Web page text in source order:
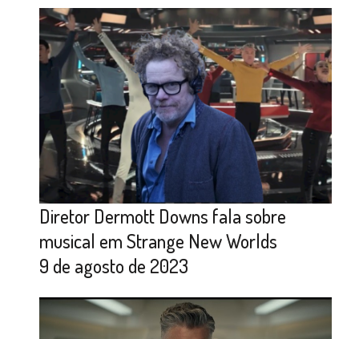
Diretor Dermott Downs fala sobre
musical em Strange New Worlds
9 de agosto de 2023